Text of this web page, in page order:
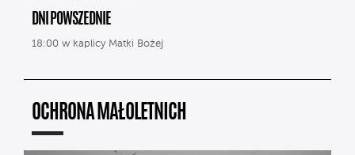
DNI POWSZEDNIE
18:00 w kaplicy Matki Bożej
OCHRONA MAŁOLETNICH